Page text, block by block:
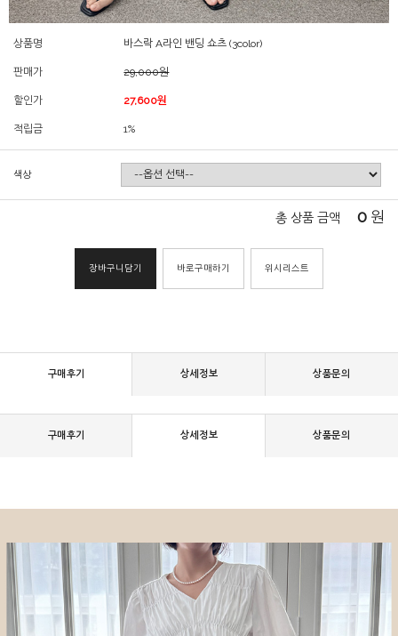
상품명 바스락 A라인 밴딩 쇼츠 (3color)
판매가 29,000원
할인가 27,600원
적립금 1%
색상
총 상품 금액 0 원
장바구니담기 바로구매하기 위시리스트
구매후기 상세정보 상품문의
구매후기 상세정보 상품문의